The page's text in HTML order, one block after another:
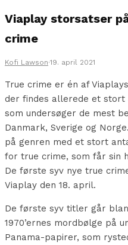
Viaplay storsatser
crime
Kofi Lawson·19. april 2021
True crime er én af
der findes allerede et stort
som undersøger de mest
Danmark, Sverige og
på genren med et stort
for true crime, som får sin
De første syv nye true
Viaplay den 18. april.
De første syv titler går
1970’ernes mordbølge på
Panama-papirer, som